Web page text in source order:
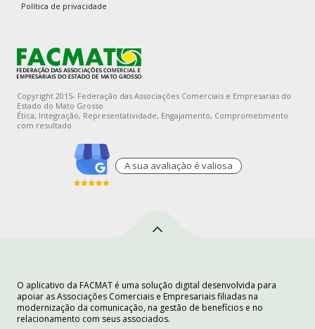
Política de privacidade
Copyright 2015- Federação das Associações Comerciais e Empresarias do
Estado do Mato Grosso
Ética, Integração, Representatividade, Engajamento, Comprometimento
com resultado.
A sua avaliaçào é valiosa
O aplicativo da FACMAT é uma solução digital desenvolvida para
apoiar as Associações Comerciais e Empresariais filiadas na
modernização da comunicação, na gestão de benefícios e no
relacionamento com seus associados.